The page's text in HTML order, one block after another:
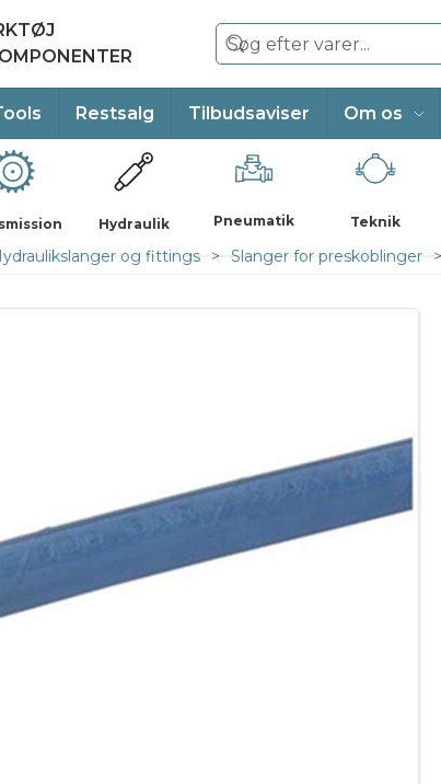
Restsalg Tilbudsaviser Om os
Hydraulik Pneumatik Teknik
og fittings Slanger for preskoblinger